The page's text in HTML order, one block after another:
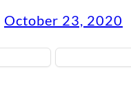
October 23, 2020